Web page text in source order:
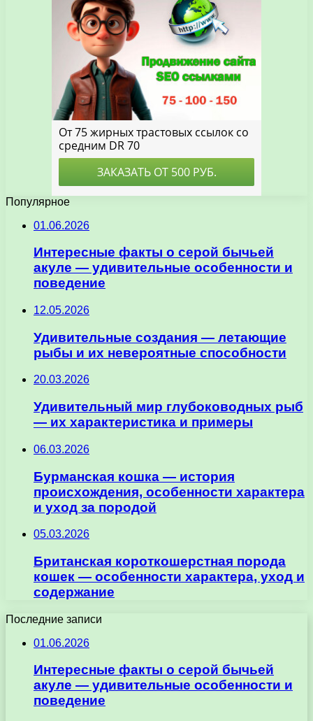
Популярное
01.06.2026
Интересные факты о серой бычьей
акуле — удивительные особенности и
поведение
12.05.2026
Удивительные создания — летающие
рыбы и их невероятные способности
20.03.2026
Удивительный мир глубоководных рыб
— их характеристика и примеры
06.03.2026
Бурманская кошка — история
происхождения, особенности характера
и уход за породой
05.03.2026
Британская короткошерстная порода
кошек — особенности характера, уход и
содержание
Последние записи
01.06.2026
Интересные факты о серой бычьей
акуле — удивительные особенности и
поведение